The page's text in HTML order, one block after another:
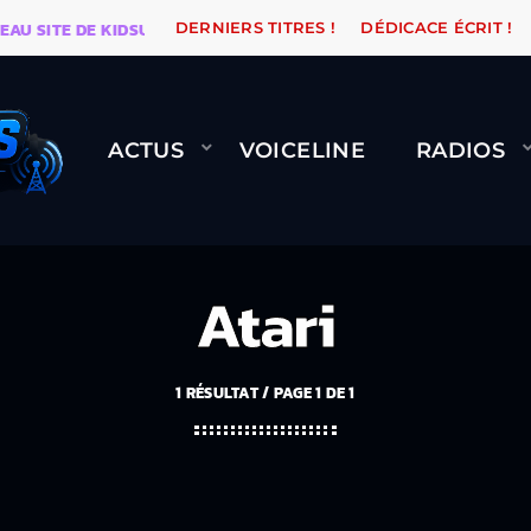
DE KIDSUNE WARÉTRO ORANGE ROAD QUI
DERNIERS TITRES ! DÉDICACE ÉCRIT !
ACTUS VOICELINE RADIOS
Atari
1 RÉSULTAT / PAGE 1 DE 1